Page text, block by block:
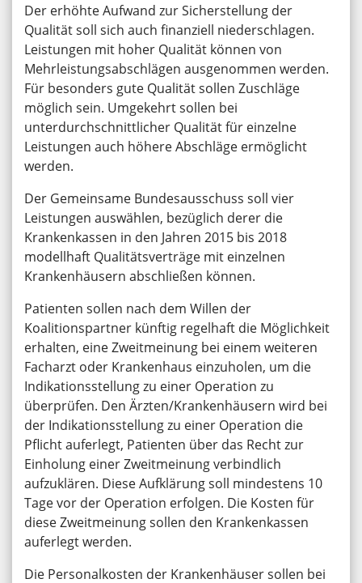
Der erhöhte Aufwand zur Sicherstellung der
Qualität soll sich auch finanziell niederschlagen.
Leistungen mit hoher Qualität können von
Mehrleistungsabschlägen ausgenommen werden.
Für besonders gute Qualität sollen Zuschläge
möglich sein. Umgekehrt sollen bei
unterdurchschnittlicher Qualität für einzelne
Leistungen auch höhere Abschläge ermöglicht
werden.
Der Gemeinsame Bundesausschuss soll vier
Leistungen auswählen, bezüglich derer die
Krankenkassen in den Jahren 2015 bis 2018
modellhaft Qualitätsverträge mit einzelnen
Krankenhäusern abschließen können.
Patienten sollen nach dem Willen der
Koalitionspartner künftig regelhaft die Möglichkeit
erhalten, eine Zweitmeinung bei einem weiteren
Facharzt oder Krankenhaus einzuholen, um die
Indikationsstellung zu einer Operation zu
überprüfen. Den Ärzten/Krankenhäusern wird bei
der Indikationsstellung zu einer Operation die
Pflicht auferlegt, Patienten über das Recht zur
Einholung einer Zweitmeinung verbindlich
aufzuklären. Diese Aufklärung soll mindestens 10
Tage vor der Operation erfolgen. Die Kosten für
diese Zweitmeinung sollen den Krankenkassen
auferlegt werden.
Die Personalkosten der Krankenhäuser sollen bei